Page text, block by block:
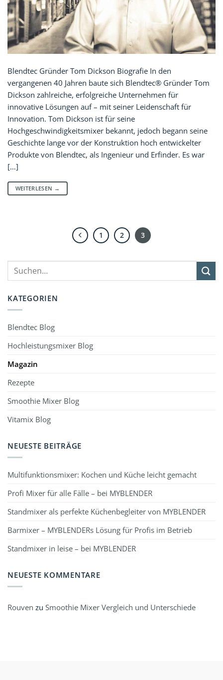
Blendtec Gründer Tom Dickson Biografie In den
vergangenen 40 Jahren baute sich Blendtec® Gründer Tom
Dickson zahlreiche, erfolgreiche Unternehmen für
innovative Lösungen auf – mit seiner Leidenschaft für
Innovation. Tom Dickson ist für seine
Hochgeschwindigkeitsmixer bekannt, jedoch begann seine
Geschichte lange vor der Konstruktion hoch entwickelter
Produkte von Blendtec, als Ingenieur und Erfinder. Es war
[…]
WEITERLESEN →
1 2 3
KATEGORIEN
Blendtec Blog
Hochleistungsmixer Blog
Magazin
Rezepte
Smoothie Mixer Blog
Vitamix Blog
NEUESTE BEITRÄGE
Multifunktionsmixer: Kochen und Küche leicht gemacht
Profi Mixer für alle Fälle – bei MYBLENDER
Standmixer als perfekte Küchenbegleiter von MYBLENDER
Barmixer – MYBLENDERs Lösung für Profis im Betrieb
Standmixer in leise – bei MYBLENDER
NEUESTE KOMMENTARE
Rouven zu Smoothie Mixer Vergleich und Unterschiede